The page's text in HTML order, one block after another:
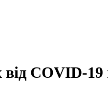
COVID-19